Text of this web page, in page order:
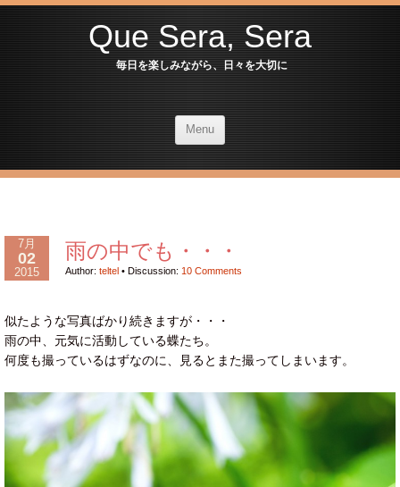
Que Sera, Sera
毎日を楽しみながら、日々を大切に
Menu
7月
02
2015
雨の中でも・・・
Author: teltel • Discussion: 10 Comments
似たような写真ばかり続きますが・・・
雨の中、元気に活動している蝶たち。
何度も撮っているはずなのに、見るとまた撮ってしまいます。